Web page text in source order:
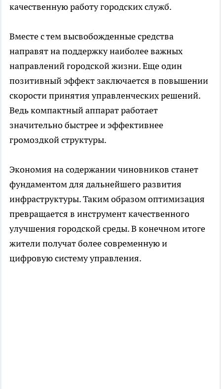
качественную работу городских служб.
Вместе с тем высвобожденные средства
направят на поддержку наиболее важных
направлений городской жизни. Еще один
позитивный эффект заключается в повышении
скорости принятия управленческих решений.
Ведь компактный аппарат работает
значительно быстрее и эффективнее
громоздкой структуры.
Экономия на содержании чиновников станет
фундаментом для дальнейшего развития
инфраструктуры. Таким образом оптимизация
превращается в инструмент качественного
улучшения городской среды. В конечном итоге
жители получат более современную и
цифровую систему управления.